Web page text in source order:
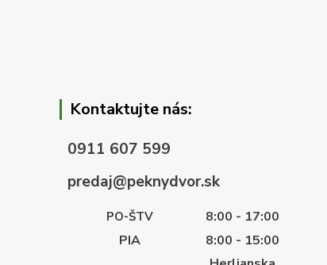
Kontaktujte nás:
0911 607 599
predaj@peknydvor.sk
PO-ŠTV
8:00 - 17:00
PIA
8:00 - 15:00